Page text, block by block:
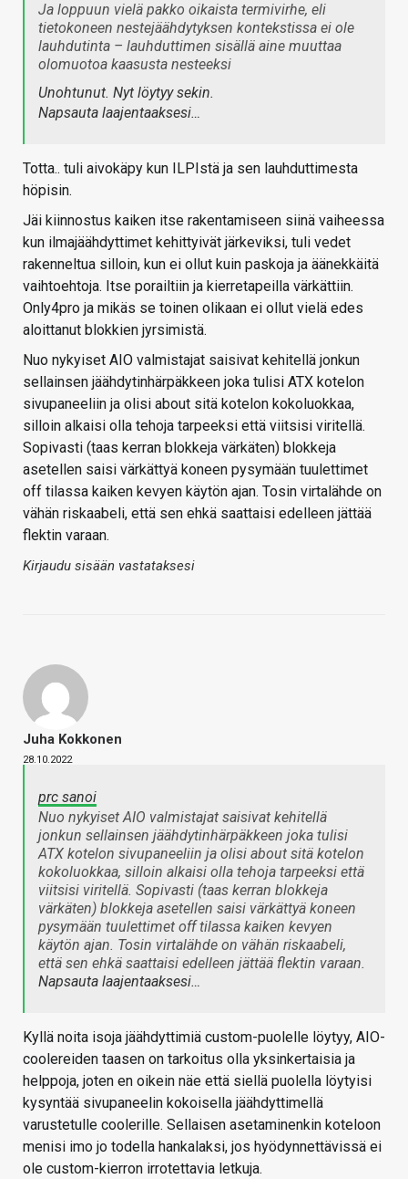
Ja loppuun vielä pakko oikaista termivirhe, eli
tietokoneen nestejäähdytyksen kontekstissa ei ole
lauhdutinta – lauhduttimen sisällä aine muuttaa
olomuotoa kaasusta nesteeksi
Unohtunut. Nyt löytyy sekin.
Napsauta laajentaaksesi…
Totta.. tuli aivokäpy kun ILPIstä ja sen lauhduttimesta
höpisin.
Jäi kiinnostus kaiken itse rakentamiseen siinä vaiheessa
kun ilmajäähdyttimet kehittyivät järkeviksi, tuli vedet
rakenneltua silloin, kun ei ollut kuin paskoja ja äänekkäitä
vaihtoehtoja. Itse porailtiin ja kierretapeilla värkättiin.
Only4pro ja mikäs se toinen olikaan ei ollut vielä edes
aloittanut blokkien jyrsimistä.
Nuo nykyiset AIO valmistajat saisivat kehitellä jonkun
sellainsen jäähdytinhärpäkkeen joka tulisi ATX kotelon
sivupaneeliin ja olisi about sitä kotelon kokoluokkaa,
silloin alkaisi olla tehoja tarpeeksi että viitsisi viritellä.
Sopivasti (taas kerran blokkeja värkäten) blokkeja
asetellen saisi värkättyä koneen pysymään tuulettimet
off tilassa kaiken kevyen käytön ajan. Tosin virtalähde on
vähän riskaabeli, että sen ehkä saattaisi edelleen jättää
flektin varaan.
Kirjaudu sisään vastataksesi
Juha Kokkonen
28.10.2022
prc sanoi
Nuo nykyiset AIO valmistajat saisivat kehitellä
jonkun sellainsen jäähdytinhärpäkkeen joka tulisi
ATX kotelon sivupaneeliin ja olisi about sitä kotelon
kokoluokkaa, silloin alkaisi olla tehoja tarpeeksi että
viitsisi viritellä. Sopivasti (taas kerran blokkeja
värkäten) blokkeja asetellen saisi värkättyä koneen
pysymään tuulettimet off tilassa kaiken kevyen
käytön ajan. Tosin virtalähde on vähän riskaabeli,
että sen ehkä saattaisi edelleen jättää flektin varaan.
Napsauta laajentaaksesi…
Kyllä noita isoja jäähdyttimiä custom-puolelle löytyy, AIO-
coolereiden taasen on tarkoitus olla yksinkertaisia ja
helppoja, joten en oikein näe että siellä puolella löytyisi
kysyntää sivupaneelin kokoisella jäähdyttimellä
varustetulle coolerille. Sellaisen asetaminenkin koteloon
menisi imo jo todella hankalaksi, jos hyödynnettävissä ei
ole custom-kierron irrotettavia letkuja.